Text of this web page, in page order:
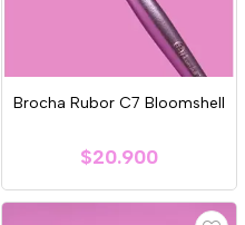
Brocha Rubor C7 Bloomshell
$20.900